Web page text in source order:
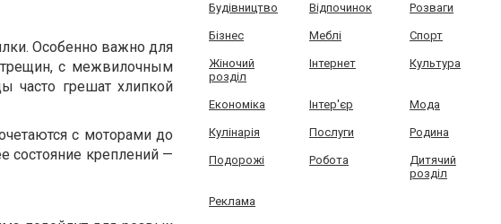
Особенно важно для
с межвилочным
грешат хлипкой
с моторами до
состояние креплений —
Будівництво Відпочинок Розваги
Бізнес Меблі Спорт
Жіночий
розділ
Інтернет Культура
Економіка Інтер'єр Мода
Кулінарія Послуги Родина
Подорожі Робота
Дитячий
розділ
Реклама